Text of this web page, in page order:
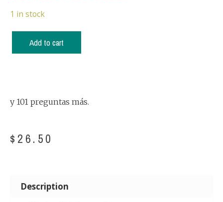
1 in stock
Add to cart
y 101 preguntas más.
$ 26.50
Description